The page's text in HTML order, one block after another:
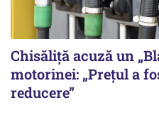
Chisăliță acuză un
motorinei: „Prețul a
reducere”